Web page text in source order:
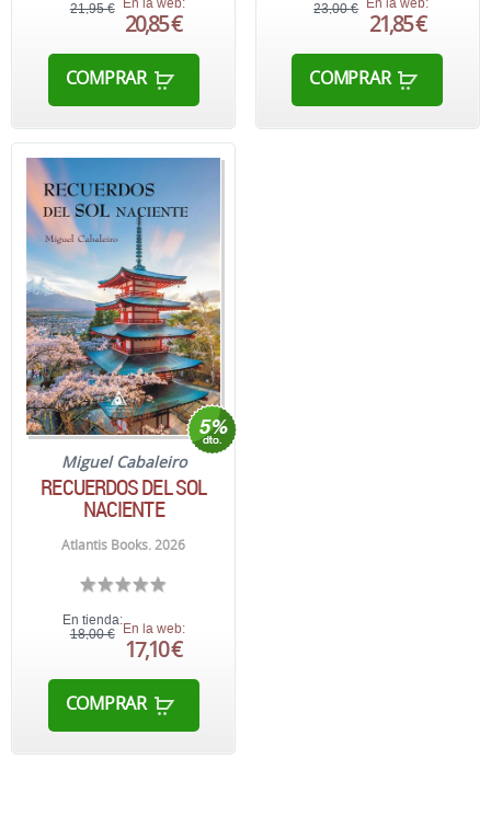
21,95 €
20,85 €
COMPRAR
23,00 €
21,85 €
COMPRAR
Miguel Cabaleiro
RECUERDOS DEL SOL
NACIENTE
Atlantis Books. 2026
En tienda:
18,00 € En la web:
17,10 €
COMPRAR